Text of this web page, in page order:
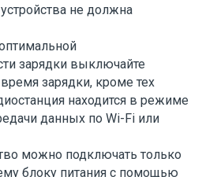
не должна
зарядки выключайте
зарядки, кроме тех
находится в режиме
данных по Wi-Fi или
можно подключать только
блоку питания с помощью